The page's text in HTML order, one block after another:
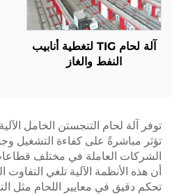
آلة لحام TIG لتغطية أنابيب
النفط والغاز
تؤثر مباشرةً على كفاءة التشغيل
الشركات العاملة في مختلف قطاعات
أن هذه الأنظمة الآلية تلغي
تحكم دقيق في معايير اللحام مثل